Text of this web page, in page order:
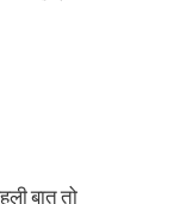
बात तो